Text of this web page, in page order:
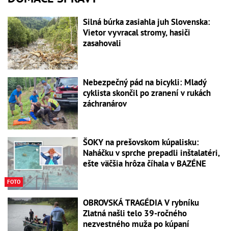
Silná búrka zasiahla juh Slovenska:
Vietor vyvracal stromy, hasiči
zasahovali
Nebezpečný pád na bicykli: Mladý
cyklista skončil po zranení v rukách
záchranárov
FOTO
ŠOKY na prešovskom kúpalisku:
Naháčku v sprche prepadli inštalatéri,
ešte väčšia hrôza číhala v BAZÉNE
OBROVSKÁ TRAGÉDIA V rybníku
Zlatná našli telo 39-ročného
nezvestného muža po kúpaní